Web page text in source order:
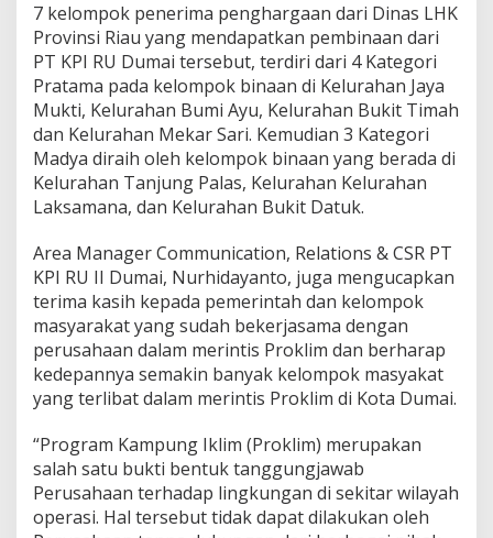
u
m
a
i
R
a
i
h
P
e
n
h
a
r
g
a
a
n
D
H
K
P
r
o
7 kelompok penerima penghargaan dari Dinas LHK
Provinsi Riau yang mendapatkan pembinaan dari
PT KPI RU Dumai tersebut, terdiri dari 4 Kategori
Pratama pada kelompok binaan di Kelurahan Jaya
Mukti, Kelurahan Bumi Ayu, Kelurahan Bukit Timah
dan Kelurahan Mekar Sari. Kemudian 3 Kategori
Madya diraih oleh kelompok binaan yang berada di
Kelurahan Tanjung Palas, Kelurahan Kelurahan
Laksamana, dan Kelurahan Bukit Datuk.
Area Manager Communication, Relations & CSR PT
KPI RU II Dumai, Nurhidayanto, juga mengucapkan
terima kasih kepada pemerintah dan kelompok
masyarakat yang sudah bekerjasama dengan
perusahaan dalam merintis Proklim dan berharap
kedepannya semakin banyak kelompok masyakat
yang terlibat dalam merintis Proklim di Kota Dumai.
“Program Kampung Iklim (Proklim) merupakan
salah satu bukti bentuk tanggungjawab
Perusahaan terhadap lingkungan di sekitar wilayah
operasi. Hal tersebut tidak dapat dilakukan oleh